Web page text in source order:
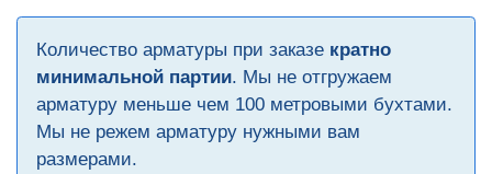
Количество арматуры при заказе кратно
минимальной партии. Мы не отгружаем
арматуру меньше чем 100 метровыми бухтами.
Мы не режем арматуру нужными вам
размерами.